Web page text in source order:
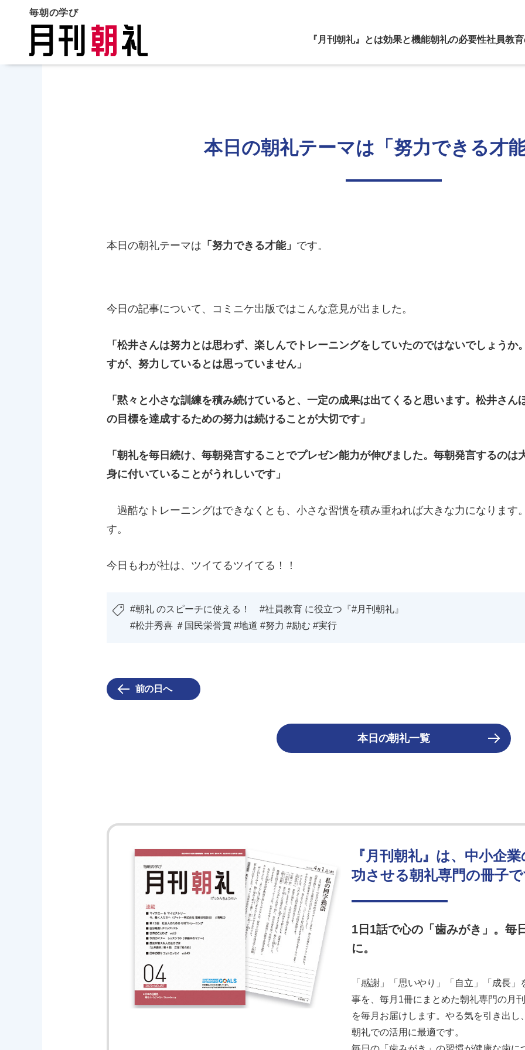
毎朝の学び
『月刊朝礼』とは効果と機能朝礼の必要性社員教
本日の朝礼テーマは「努力できる才
本日の朝礼テーマは 「努力できる才能」 です。
今日の記事について、コミニケ出版ではこんな意見が出ました。
「松井さんは努力とは思わず、楽しんでトレーニングをしていたのではないでしょう
すが、努力しているとは思っていません」
「黙々と小さな訓練を積み続けていると、一定の成果は出てくると思います。松井さ
の目標を達成するための努力は続けることが大切です」
「朝礼を毎日続け、毎朝発言することでプレゼン能力が伸びました。毎朝発言するの
身に付いていることがうれしいです」
過酷なトレーニングはできなくとも、小さな習慣を積み重ねれば大きな力になります
す。
今日もわが社は、ツイてるツイてる！！
#朝礼 のスピーチに使える！ #社員教育 に役立つ『#月刊朝礼』
#松井秀喜 ＃国民栄誉賞 #地道 #努力 #励む #実行
前の日へ
本日の朝礼一覧
『月刊朝礼』は、中小企
功させる朝礼専門の冊子
1日1話で心の「歯みがき」。毎
に。
「感謝」「思いやり」「自立」「成長
事を、毎月1冊にまとめた朝礼専門の月
を毎月お届けします。やる気を引き出
朝礼での活用に最適です。